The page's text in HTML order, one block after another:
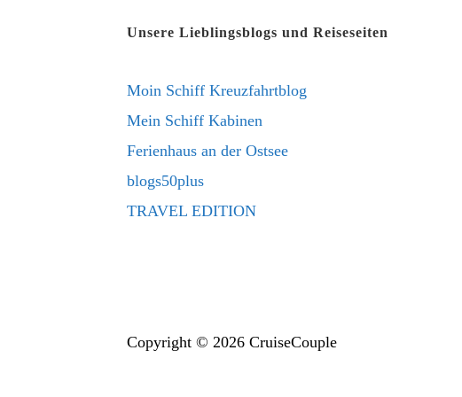
tab
new
Unsere Lieblingsblogs und Reiseseiten
Moin Schiff Kreuzfahrtblog
Mein Schiff Kabinen
Ferienhaus an der Ostsee
blogs50plus
TRAVEL EDITION
Copyright © 2026 CruiseCouple